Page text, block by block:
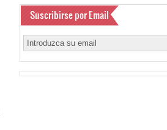
Suscribirse por Email